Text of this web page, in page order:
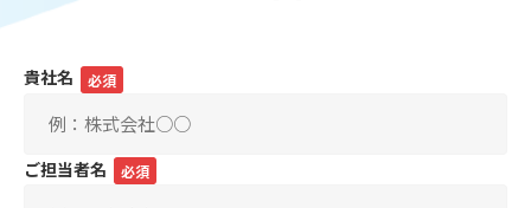
貴社名 必須
ご担当者名 必須